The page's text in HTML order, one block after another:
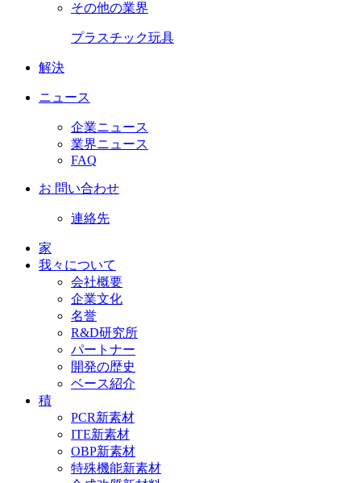
その他の業界
プラスチック玩具
解決
ニュース
企業ニュース
業界ニュース
FAQ
お 問い合わせ
連絡先
家
我々について
会社概要
企業文化
名誉
R&D研究所
パートナー
開発の歴史
ベース紹介
積
PCR新素材
ITE新素材
OBP新素材
特殊機能新素材